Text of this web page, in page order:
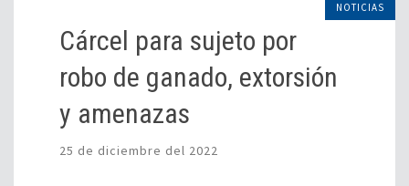
NOTICIAS
Cárcel para sujeto por
robo de ganado, extorsión
y amenazas
25 de diciembre del 2022